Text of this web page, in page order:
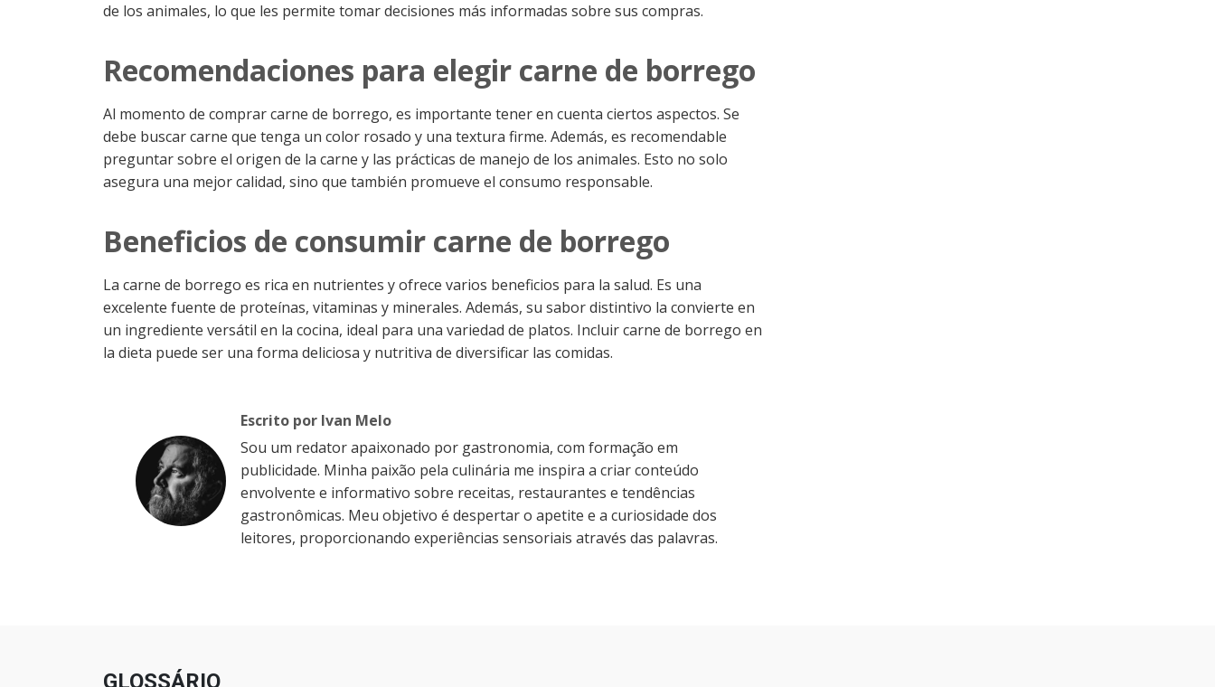
de los animales, lo que les permite tomar decisiones más informadas sobre sus compras.
Recomendaciones para elegir carne de borrego
Al momento de comprar carne de borrego, es importante tener en cuenta ciertos aspectos. Se
debe buscar carne que tenga un color rosado y una textura firme. Además, es recomendable
preguntar sobre el origen de la carne y las prácticas de manejo de los animales. Esto no solo
asegura una mejor calidad, sino que también promueve el consumo responsable.
Beneficios de consumir carne de borrego
La carne de borrego es rica en nutrientes y ofrece varios beneficios para la salud. Es una
excelente fuente de proteínas, vitaminas y minerales. Además, su sabor distintivo la convierte en
un ingrediente versátil en la cocina, ideal para una variedad de platos. Incluir carne de borrego en
la dieta puede ser una forma deliciosa y nutritiva de diversificar las comidas.
Escrito por Ivan Melo
Sou um redator apaixonado por gastronomia, com formação em
publicidade. Minha paixão pela culinária me inspira a criar conteúdo
envolvente e informativo sobre receitas, restaurantes e tendências
gastronômicas. Meu objetivo é despertar o apetite e a curiosidade dos
leitores, proporcionando experiências sensoriais através das palavras.
GLOSSÁRIO